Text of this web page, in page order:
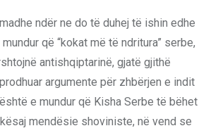
ndër ne do të duhej të ishin edhe
që “kokat më të ndritura” serbe,
antishqiptarinë, gjatë gjithë
argumente për zhbërjen e indit
e mundur që Kisha Serbe të bëhet
mendësie shoviniste, në vend se